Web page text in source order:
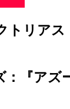
トリア
：『アズ